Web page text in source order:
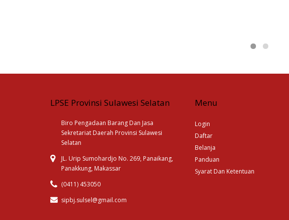
LPSE Provinsi Sulawesi Selatan
Biro Pengadaan Barang Dan Jasa
Sekretariat Daerah Provinsi Sulawesi
Selatan
JL. Urip Sumohardjo No. 269, Panaikang,
Panakkung, Makassar
(0411) 453050
sipbj.sulsel@gmail.com
Menu
Login
Daftar
Belanja
Panduan
Syarat Dan Ketentuan